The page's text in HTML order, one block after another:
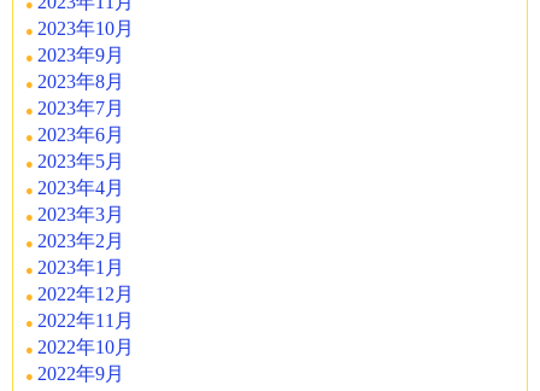
2023年10月
2023年9月
2023年8月
2023年7月
2023年6月
2023年5月
2023年4月
2023年3月
2023年2月
2023年1月
2022年12月
2022年11月
2022年10月
2022年9月